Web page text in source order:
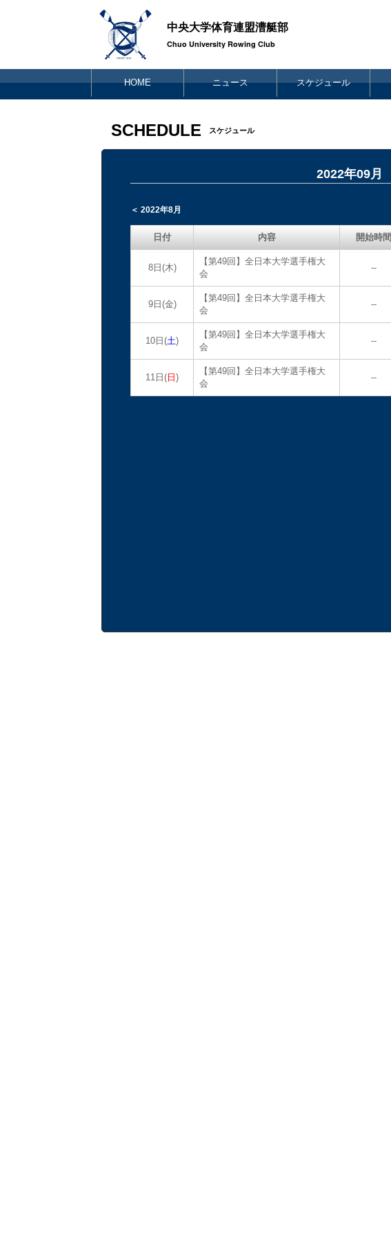
中央大学体育連盟漕艇部
Chuo University Rowing Club
HOME ニュース スケジュール
SCHEDULE スケジュール
2022年09月
＜ 2022年8月
日付 内容 開始時間
8日(木)
【第49回】全日本大学選手権大
会
--
9日(金)
【第49回】全日本大学選手権大
会
--
10日(土)
【第49回】全日本大学選手権大
会
--
11日( 日)
【第49回】全日本大学選手権大
会
--